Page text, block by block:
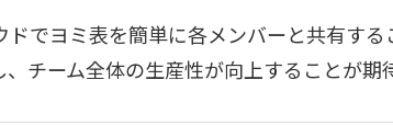
でヨミ表を簡単に各メンバーと共有する
チーム全体の生産性が向上することが期